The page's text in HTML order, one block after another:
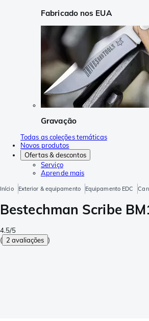
Fabricado nos EUA
Gravação
Todas as coleções temáticas
Novos produtos
Ofertas & descontos
Serviço
Aprende mais
Início Exterior & equipamento Equipamento EDC
Bestechman Scribe
4.5/5
( 2 avaliações )